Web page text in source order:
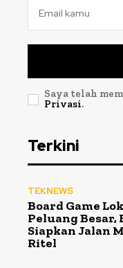
Saya telah
Privasi.
Terkini
TEKNEWS
Board Game
Peluang
Siapkan Jalan
Ritel